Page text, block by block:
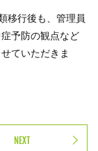
移行後も、管理員
予防の観点など
ていただきま
NEXT